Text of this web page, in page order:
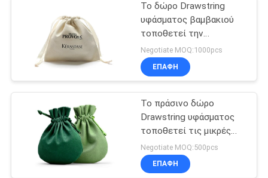
Το δώρο Drawstring
υφάσματος βαμβακιού
τοποθετεί την
επιφάνεια σφράγισης
Foiling χρήσης
καραμελών σε σάκκο
Negotiate MOQ:1000pcs
ΕΠΑΦΉ
Το πράσινο δώρο
Drawstring υφάσματος
τοποθετεί τις μικρές
στρογγυλές τσάντες
κοσμήματος βελούδου
σε σάκκο
Negotiate MOQ:500pcs
ΕΠΑΦΉ